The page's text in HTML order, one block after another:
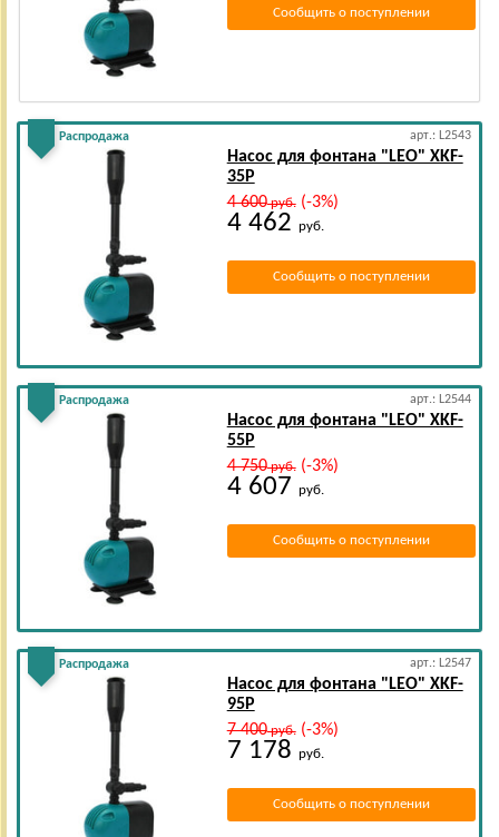
Сообщить о поступлении
Распродажа арт.: L2543
Насос для фонтана "LEO" XKF-
35Р
4 600руб.(-3%)
4 462 руб.
Сообщить о поступлении
Распродажа арт.: L2544
Насос для фонтана "LEO" XKF-
55Р
4 750руб.(-3%)
4 607 руб.
Сообщить о поступлении
Распродажа арт.: L2547
Насос для фонтана "LEO" XKF-
95Р
7 400руб.(-3%)
7 178 руб.
Сообщить о поступлении